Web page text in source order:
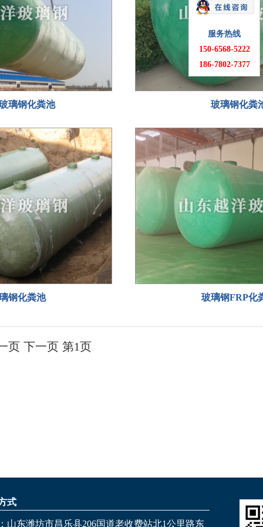
璃钢化粪池 玻璃钢化粪
钢化粪池 玻璃钢FRP化
页 下一页 第1页
式
山东潍坊市昌乐县206国道老收费站北1公里路东
服务热线
150-6568-5222
186-7802-7377